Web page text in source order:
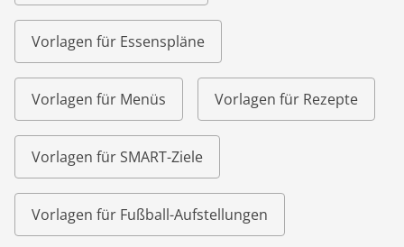
Vorlagen für Essenspläne
Vorlagen für Menüs Vorlagen für Rezepte
Vorlagen für SMART-Ziele
Vorlagen für Fußball-Aufstellungen